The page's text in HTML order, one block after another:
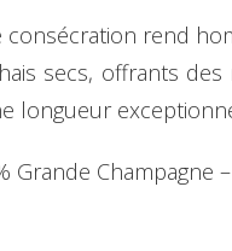
consécration rend
secs, offrants
longueur
Grande Champagne